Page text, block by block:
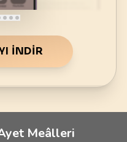
İNDIR
Meâlleri